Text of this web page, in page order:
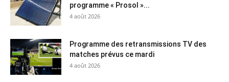
programme « Prosol »...
4 août 2026
Programme des retransmissions TV des
matches prévus ce mardi
4 août 2026